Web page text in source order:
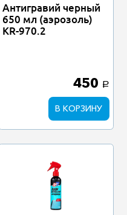
Антигравий черный
650 мл (аэрозоль)
KR-970.2
450 a
В КОРЗИНУ